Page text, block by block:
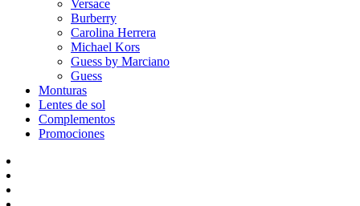
Versace
Burberry
Carolina Herrera
Michael Kors
Guess by Marciano
Guess
Monturas
Lentes de sol
Complementos
Promociones